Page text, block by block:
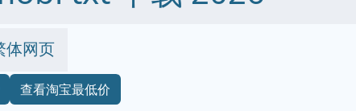
体网页
查看淘宝最低价